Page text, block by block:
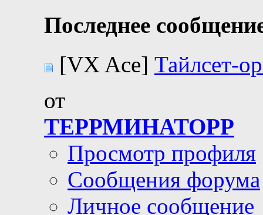
Последнее
[VX Ace] Тайлсет-
от
ТЕРРМИНАТОРР
Просмотр профиля
Сообщения форума
Личное сообщение